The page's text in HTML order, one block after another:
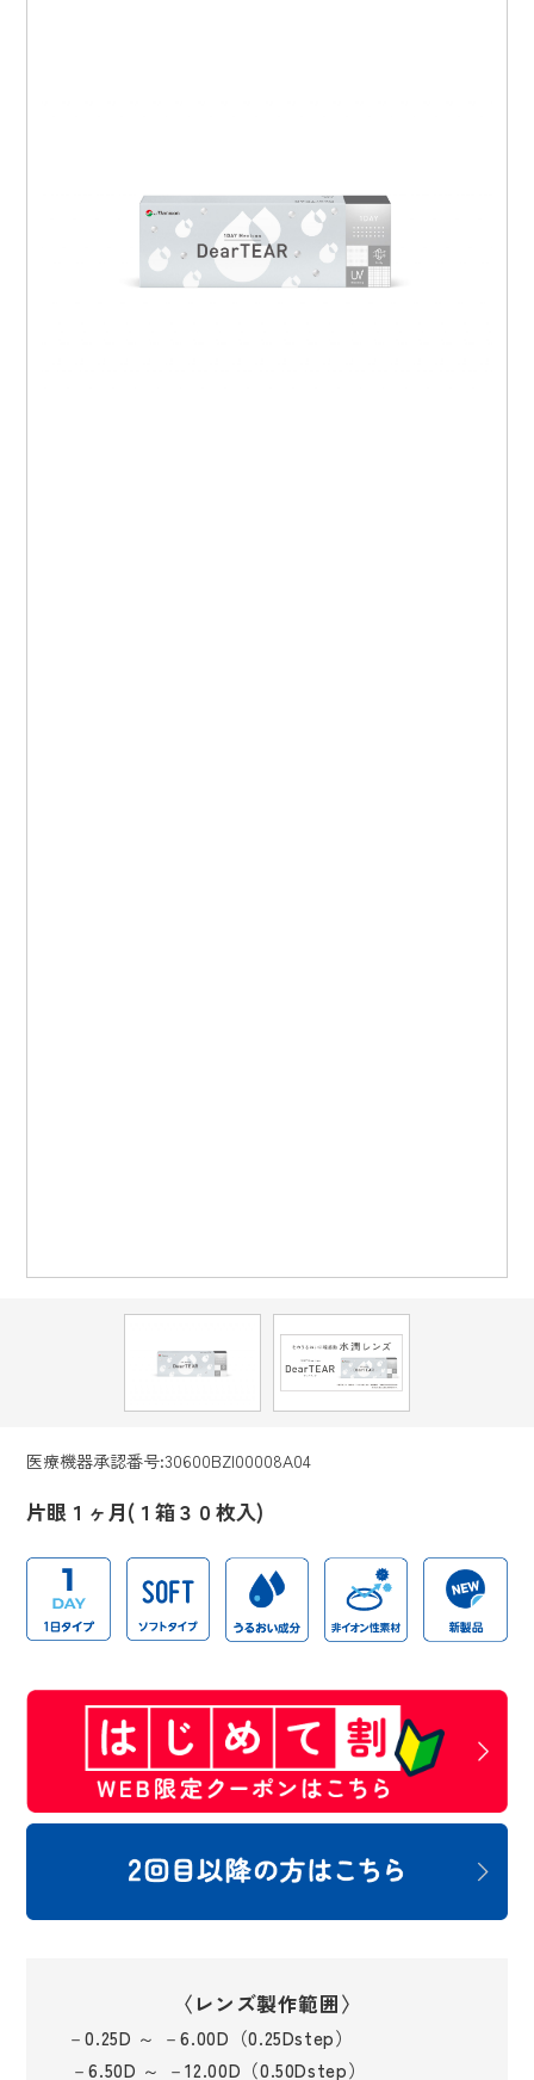
医療機器承認番号:30600BZI00008A04
片眼１ヶ月(１箱３０枚入)
〈レンズ製作範囲〉
－0.25D ～ －6.00D（0.25Dstep）
－6.50D ～ －12.00D（0.50Dstep）